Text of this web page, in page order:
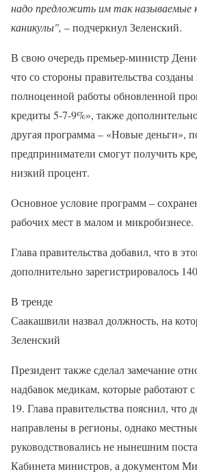
надо предложить им так называемые
каникулы", – подчеркнул Зеленский.
В свою очередь премьер-министр
что со стороны правительства
полноценной работы обновленной
кредиты 5-7-9%», также
другая программа – «Новые деньги»,
предприниматели смогут получить
низкий процент.
Основное условие программ –
рабочих мест в малом и микробизнесе.
Глава правительства добавил, что в
дополнительно зарегистрировалось
В тренде
Саакашвили назвал должность, на
Зеленский
Президент также сделал замечание
надбавок медикам, которые работают
19. Глава правительства пояснил, что
направлены в регионы, однако
руководствовались не нынешним
Кабинета министров, а документом